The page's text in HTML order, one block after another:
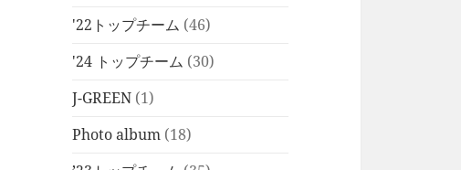
'22トップチーム (46)
'24 トップチーム (30)
J-GREEN (1)
Photo album (18)